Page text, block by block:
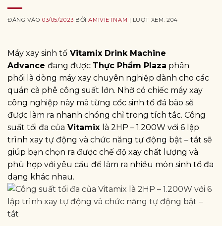
ĐĂNG VÀO03/05/2023 BỞIAMIVIETNAM | LƯỢT XEM: 204
Máy xay sinh tố Vitamix Drink Machine
Advance đang được Thực Phẩm Plaza phân
phối là dòng máy xay chuyên nghiệp dành cho các
quán cà phê công suất lớn. Nhờ có chiếc máy xay
công nghiệp này mà từng cốc sinh tố đá bào sẽ
được làm ra nhanh chóng chỉ trong tích tắc. Công
suất tối đa của Vitamix là 2HP – 1.200W với 6 lập
trình xay tự động và chức năng tự động bật – tắt sẽ
giúp bạn chọn ra được chế độ xay chất lượng và
phù hợp với yêu cầu để làm ra nhiều món sinh tố đa
dạng khác nhau.